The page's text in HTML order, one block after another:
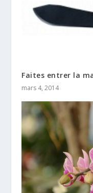
Faites entrer la
mars 4, 2014